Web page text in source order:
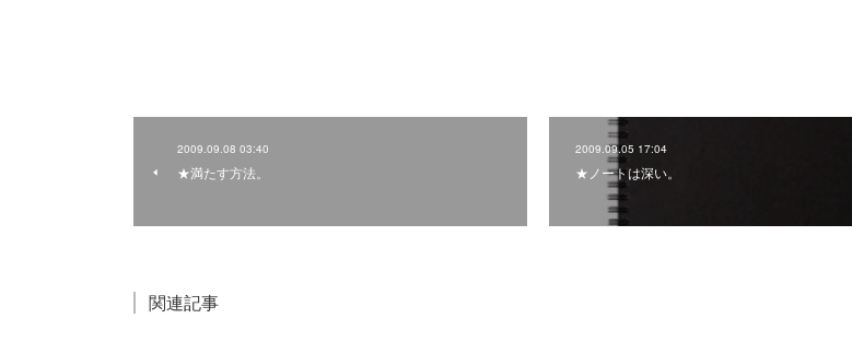
2009.09.08 03:40
★満たす方法。
2009.09.05 17:04
★ノートは深い。
関連記事